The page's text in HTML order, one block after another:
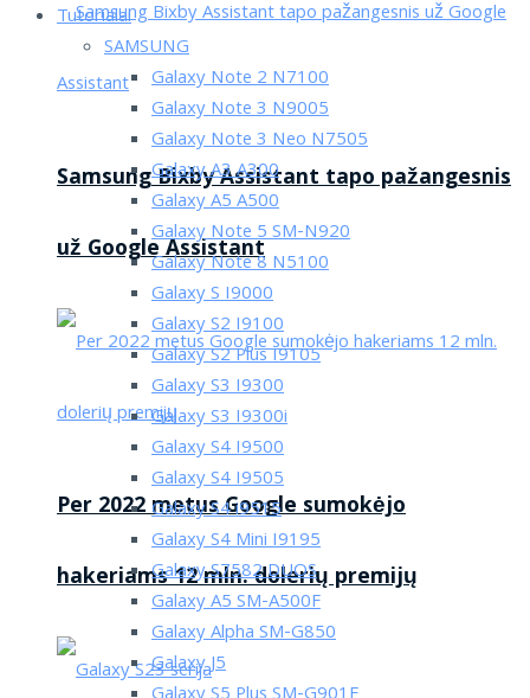
Samsung Bixby Assistant tapo pažangesnis
už Google Assistant
Per 2022 metus Google sumokėjo
hakeriams 12 mln. dolerių premijų
Tutorialai
SAMSUNG
Galaxy Note 2 N7100
Galaxy Note 3 N9005
Galaxy Note 3 Neo N7505
Galaxy A3 A300
Galaxy A5 A500
Galaxy Note 5 SM-N920
Galaxy Note 8 N5100
Galaxy S I9000
Galaxy S2 I9100
Galaxy S2 Plus I9105
Galaxy S3 I9300
Galaxy S3 I9300i
Galaxy S4 I9500
Galaxy S4 I9505
Galaxy S4 i9515
Galaxy S4 Mini I9195
Galaxy S7582 DUOS
Galaxy A5 SM-A500F
Galaxy Alpha SM-G850
Galaxy J5